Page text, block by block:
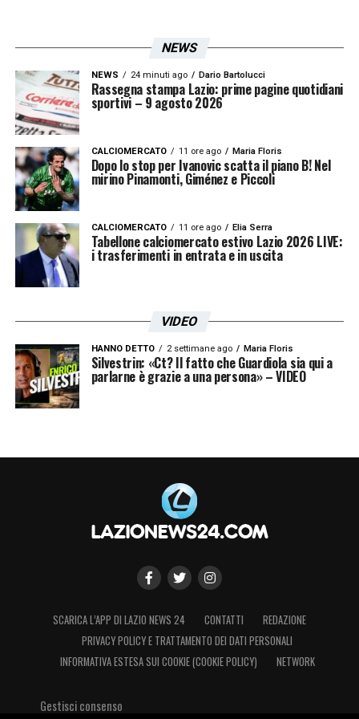
NEWS
NEWS 24 minuti ago Dario Bartolucci
Rassegna stampa Lazio: prime pagine quotidiani
sportivi – 9 agosto 2026
CALCIOMERCATO 11 ore ago Maria Floris
Dopo lo stop per Ivanovic scatta il piano B! Nel
mirino Pinamonti, Giménez e Piccoli
CALCIOMERCATO 11 ore ago Elia Serra
Tabellone calciomercato estivo Lazio 2026 LIVE:
i trasferimenti in entrata e in uscita
VIDEO
HANNO DETTO 2 settimane ago Maria Floris
Silvestrin: «Ct? Il fatto che Guardiola sia qui a
parlarne è grazie a una persona» – VIDEO
SCARICA L’APP DI LAZIO NEWS 24 CONTATTI
REDAZIONE
PRIVACY POLICY E TRATTAMENTO DEI DATI PERSONALI
INFORMATIVA ESTESA SUI COOKIE (COOKIE POLICY)
NETWORK
Gestisci consenso